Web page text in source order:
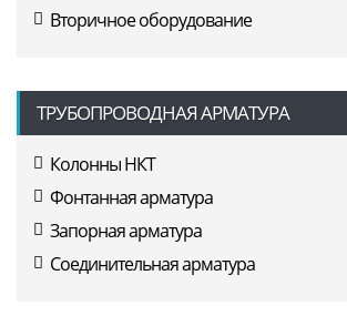
Вторичное оборудование
ТРУБОПРОВОДНАЯ АРМАТУРА
Колонны НКТ
Фонтанная арматура
Запорная арматура
Соединительная арматура